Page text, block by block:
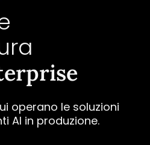
operano le soluzioni
AI in produzione.